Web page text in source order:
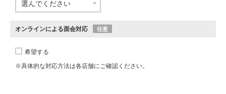
オンラインによる面会対応 任意
希望する
※具体的な対応方法は各店舗にご確認ください。